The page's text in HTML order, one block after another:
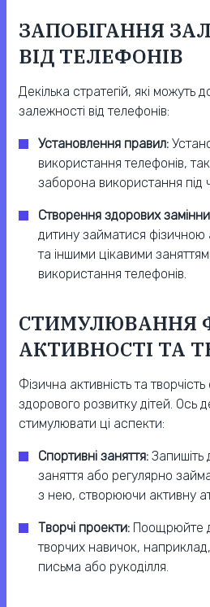
ЗАПОБІГАННЯ
ВІД ТЕЛЕФОНІВ
Декілька стратегій, які можуть
залежності від телефонів:
Установлення правил:
використання телефонів,
заборона використання під
Створення здорових
дитину займатися фізичною
та іншими цікавими
використання телефонів.
СТИМУЛЮВАННЯ
АКТИВНОСТІ ТА
Фізична активність та
здорового розвитку дітей. Ось
стимулювати ці аспекти:
Спортивні заняття: Запишіть
заняття або регулярно
з нею, створюючи активну
Творчі проекти: Поощрюйте
творчих навичок,
письма або рукоділля.